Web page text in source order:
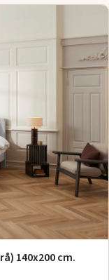
140x200 cm.